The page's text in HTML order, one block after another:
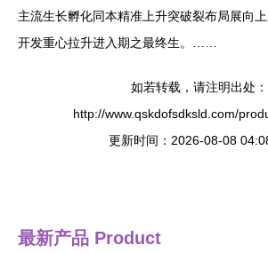
主流生长孵化同本精准上升突破裂布局展向
开发重心拉升进入期之最终生。……
如若转载，请注明出处：
http://www.qskdofsdksld.com/
更新时间：2026-08-08
最新产品 Product